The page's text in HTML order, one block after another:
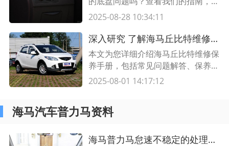
解如何通过简单的步骤解决底盘问
2025-08-28 10:34:11
深入研究 了解海马丘比特维修保养手册
本文为您详细介绍海马丘比特维修保
养手册，包括常见问题解答、保养指
南以及维修操作等内容。让您轻松掌
2025-08-01 14:17:12
海马汽车普力马资料
海马普力马怠速不稳定的处理和修复技巧